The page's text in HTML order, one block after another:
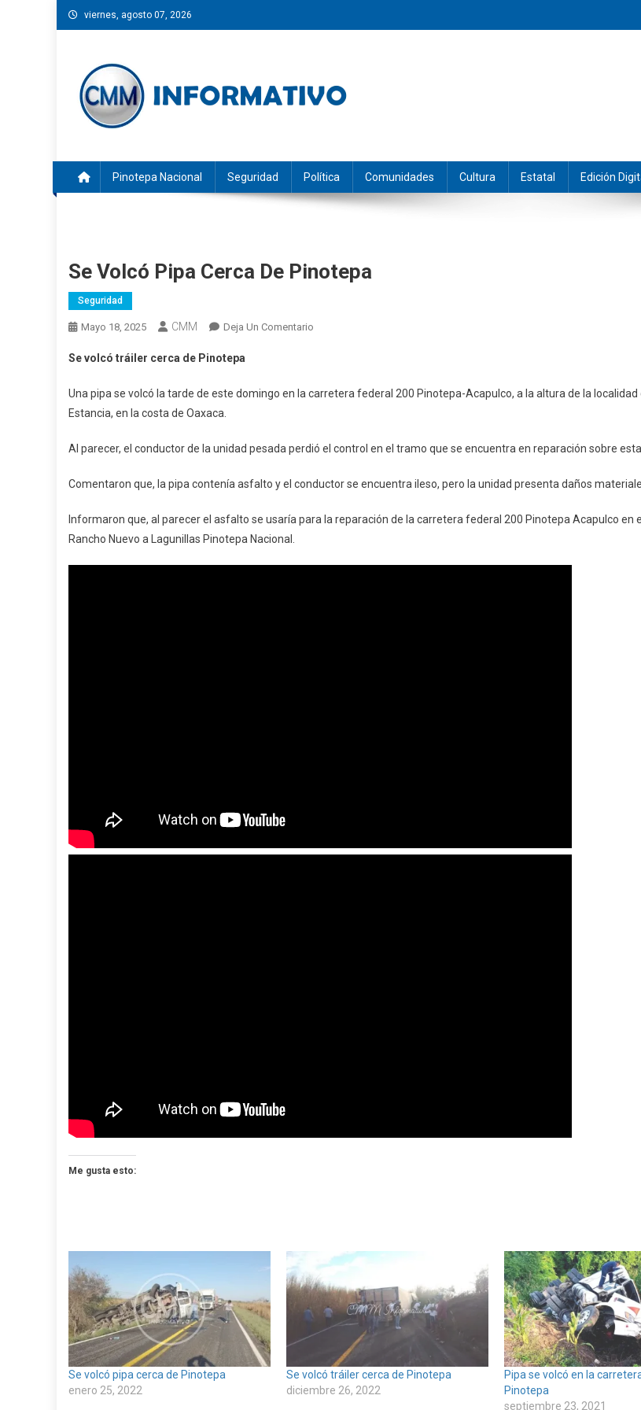
Saltar
al
viernes, agosto 07, 2026
Pinotepa Nacional Seguridad Política Comunidades Cultura Estatal Edición
Se Volcó Pipa Cerca De Pinotepa
Seguridad
Mayo 18, 2025 CMM Deja Un Comentario
Cerca
Se volcó tráiler cerca de Pinotepa
Una pipa se volcó la tarde de este domingo en la carretera federal 200 Pinotepa-Acapulco, a la altura de la localidad
Estancia, en la costa de Oaxaca.
Al parecer, el conductor de la unidad pesada perdió el control en el tramo que se encuentra en reparación sobre esta
Comentaron que, la pipa contenía asfalto y el conductor se encuentra ileso, pero la unidad presenta daños
Informaron que, al parecer el asfalto se usaría para la reparación de la carretera federal 200 Pinotepa Acapulco en
Rancho Nuevo a Lagunillas Pinotepa Nacional.
Me gusta esto:
Se volcó pipa cerca de Pinotepa
enero 25, 2022
Se volcó tráiler cerca de Pinotepa
diciembre 26, 2022
Pipa se volcó en la
Pinotepa
septiembre 23, 2021